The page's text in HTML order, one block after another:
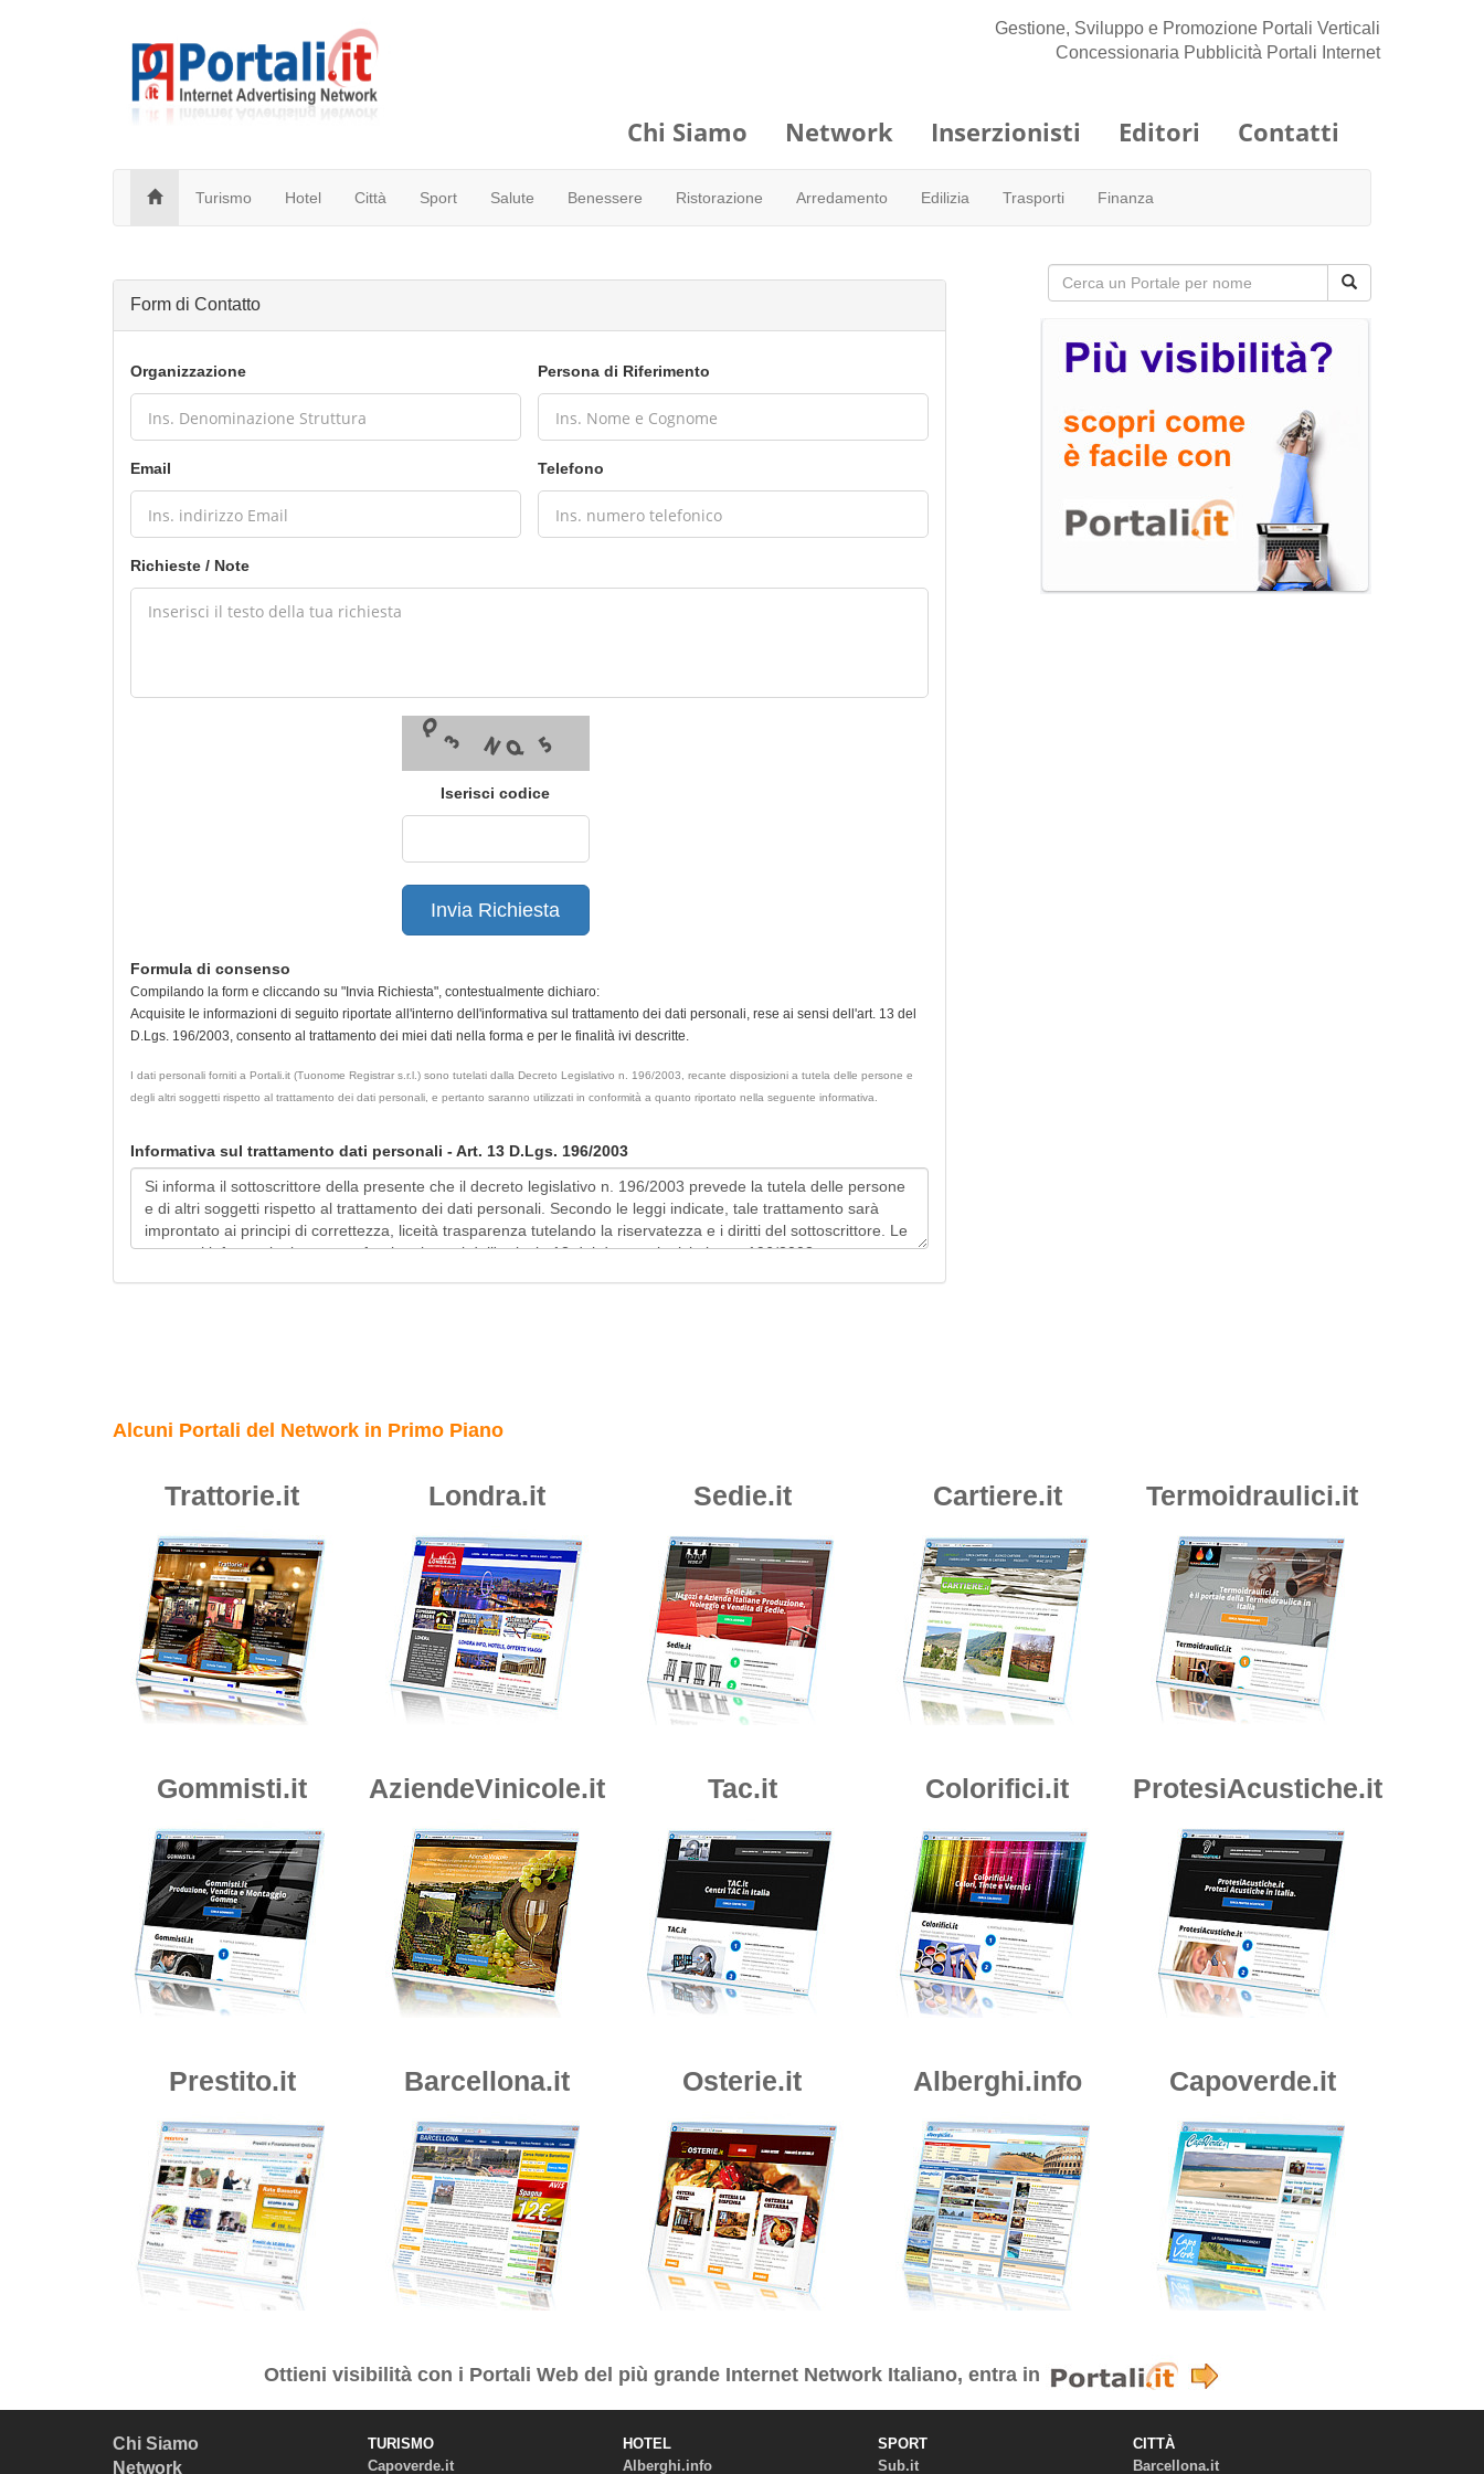
Gestione, Sviluppo e Promozione Portali Verticali
Concessionaria Pubblicità Portali Internet
Chi Siamo Network Inserzionisti Editori Contatti
Turismo Hotel Città Sport Salute Benessere Ristorazione Arredamento Edilizia Trasporti Finanza
Form di Contatto
Organizzazione Persona di Riferimento
Email Telefono
Richieste / Note
Iserisci codice
Invia Richiesta
Formula di consenso
Compilando la form e cliccando su "Invia Richiesta", contestualmente dichiaro:
Acquisite le informazioni di seguito riportate all'interno dell'informativa sul trattamento dei dati personali, rese ai sensi dell'art. 13 del
D.Lgs. 196/2003, consento al trattamento dei miei dati nella forma e per le finalità ivi descritte.
I dati personali forniti a Portali.it (Tuonome Registrar s.r.l.) sono tutelati dalla Decreto Legislativo n. 196/2003, recante disposizioni a tutela delle persone e
degli altri soggetti rispetto al trattamento dei dati personali, e pertanto saranno utilizzati in conformità a quanto riportato nella seguente informativa.
Informativa sul trattamento dati personali - Art. 13 D.Lgs. 196/2003
Alcuni Portali del Network in Primo Piano
Trattorie.it Londra.it Sedie.it Cartiere.it Termoidraulici.it
Gommisti.it AziendeVinicole.it Tac.it Colorifici.it ProtesiAcustiche.it
Prestito.it Barcellona.it Osterie.it Alberghi.info Capoverde.it
Ottieni visibilità con i Portali Web del più grande Internet Network Italiano, entra in
Chi Siamo
Network
TURISMO
Capoverde.it
HOTEL
Alberghi.info
SPORT
Sub.it
CITTÀ
Barcellona.it